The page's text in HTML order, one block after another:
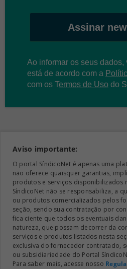
Assinar
Ao informar os seus dados,
está de acordo com a
com os Termos de Uso do
Aviso importante:
O portal SíndicoNet é apenas uma
não oferece quaisquer garantias,
produtos e serviços disponibilizados
SíndicoNet não se responsabiliza, a
ou produtos comercializados pelos
seção, sendo sua contratação por
fica ciente que todos os eventuais
natureza, que possam decorrer da
serviços e produtos listados nesta
exclusiva do fornecedor contratado,
ou subsidiariedade do Portal
Para saber mais, acesse nosso